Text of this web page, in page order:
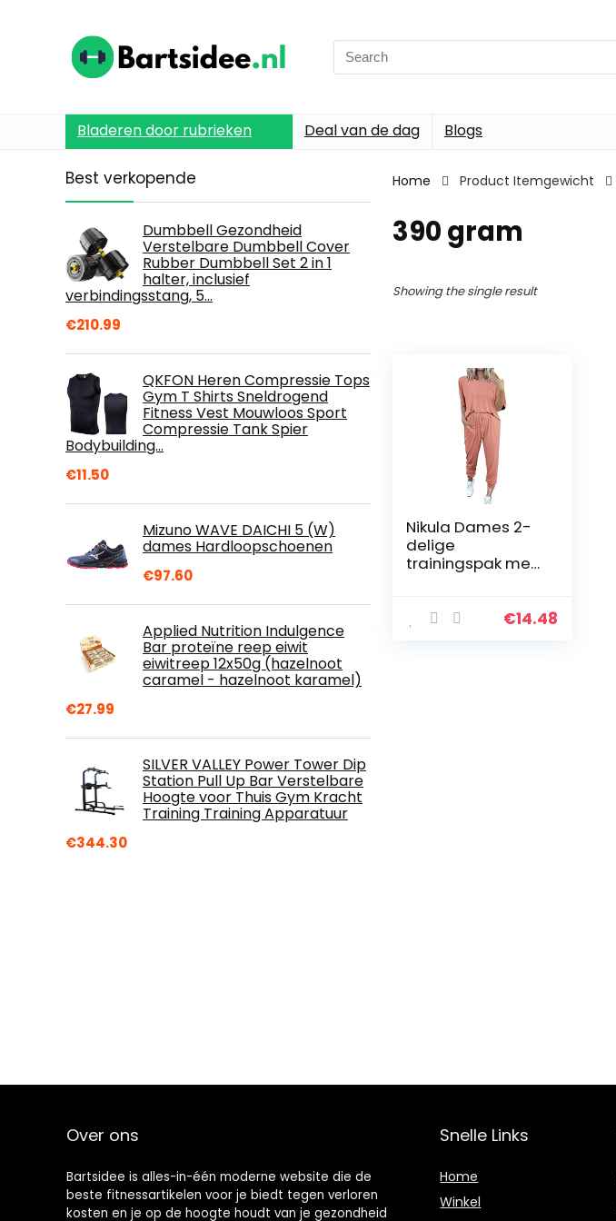
Search
for:
Bladeren door rubrieken Deal van de dag Blogs
Best verkopende
Dumbbell Gezondheid
Verstelbare Dumbbell Cover
Rubber Dumbbell Set 2 in 1
halter, inclusief
verbindingsstang, 5…
€210.99
QKFON Heren Compressie Tops
Gym T Shirts Sneldrogend
Fitness Vest Mouwloos Sport
Compressie Tank Spier
Bodybuilding…
€11.50
Mizuno WAVE DAICHI 5 (W)
dames Hardloopschoenen
€97.60
Applied Nutrition Indulgence
Bar proteïne reep eiwit
eiwitreep 12x50g (hazelnoot
caramel - hazelnoot karamel)
€27.99
SILVER VALLEY Power Tower Dip
Station Pull Up Bar Verstelbare
Hoogte voor Thuis Gym Kracht
Training Training Apparatuur
€344.30
Home Product Itemgewicht
390 gram
Showing the single result
Nikula Dames 2-
delige
trainingspak met
Plus Size Crew
€14.48
Over ons
Bartsidee is alles-in-één moderne website die de
beste fitnessartikelen voor je biedt tegen verloren
kosten en je op de hoogte houdt van je gezondheid
Snelle Links
Home
Winkel